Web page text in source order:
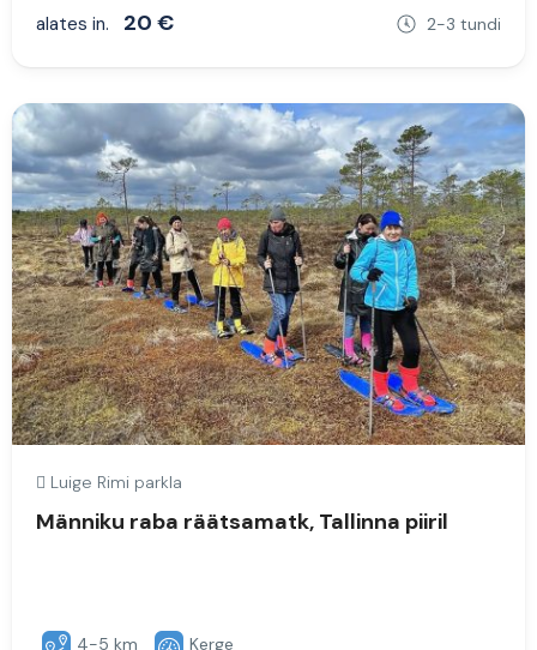
alates in. 20 € 2-3 tundi
Luige Rimi parkla
Männiku raba räätsamatk, Tallinna piiril
4-5 km Kerge